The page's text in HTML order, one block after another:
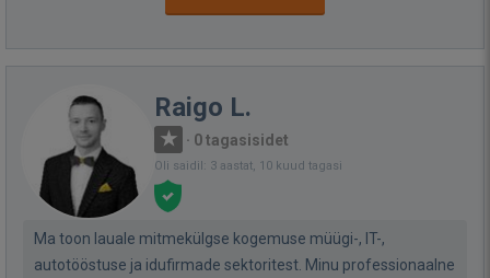
Raigo L.
· 0 tagasisidet
Oli saidil: 3 aastat, 10 kuud tagasi
Ma toon lauale mitmekülgse kogemuse müügi-, IT-,
autotööstuse ja idufirmade sektoritest. Minu professionaalne